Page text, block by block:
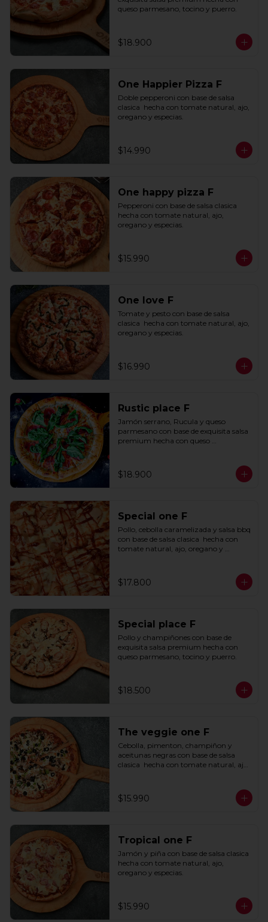
queso parmesano, tocino y puerro.
$18.900
One Happier Pizza F
Doble pepperoni con base de salsa
clasica  hecha con tomate natural, ajo,
oregano y especias.
$14.990
One happy pizza F
Pepperoni con base de salsa clasica
hecha con tomate natural, ajo,
oregano y especias.
$15.990
One love F
Tomate y pesto con base de salsa
clasica  hecha con tomate natural, ajo,
oregano y especias.
$16.990
Rustic place F
Jamón serrano, Rucula y queso
parmesano con base de exquisita salsa
premium hecha con queso
$18.900
Special one F
Pollo, cebolla caramelizada y salsa bbq
con base de salsa clasica  hecha con
tomate natural, ajo, oregano y
$17.800
Special place F
Pollo y champiñones con base de
exquisita salsa premium hecha con
queso parmesano, tocino y puerro.
$18.500
The veggie one F
Cebolla, pimenton, champiñon y
aceitunas negras con base de salsa
clasica  hecha con tomate natural, ajo,
$15.990
Tropical one F
Jamón y piña con base de salsa clasica
hecha con tomate natural, ajo,
oregano y especias.
$15.990